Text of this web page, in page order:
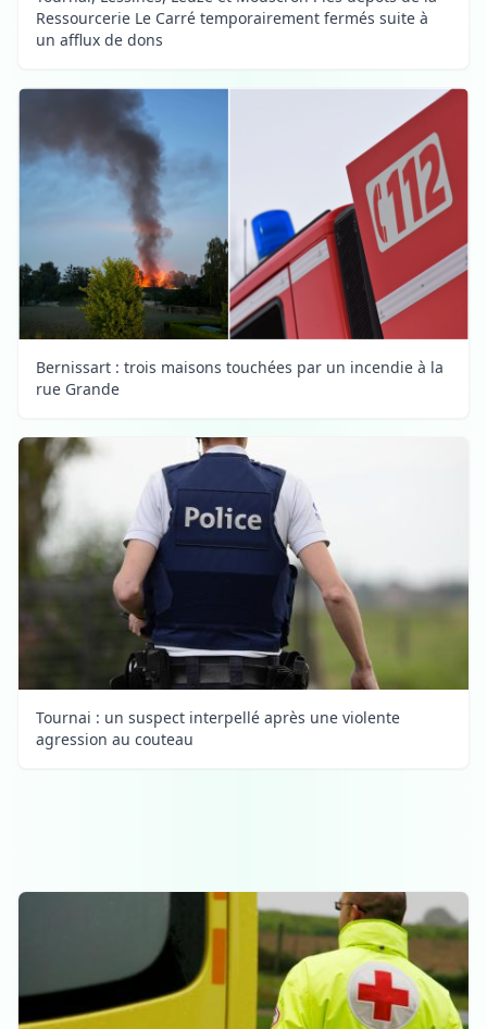
Ressourcerie Le Carré temporairement fermés suite à
un afflux de dons
Bernissart : trois maisons touchées par un incendie à la
rue Grande
Tournai : un suspect interpellé après une violente
agression au couteau